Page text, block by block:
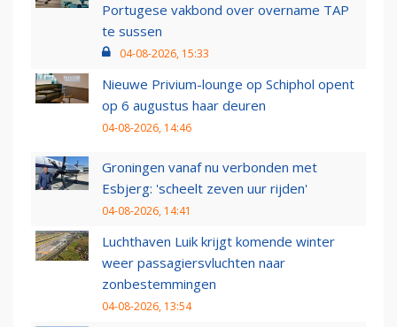
Portugese vakbond over overname TAP
te sussen
04-08-2026, 15:33
Nieuwe Privium-lounge op Schiphol opent
op 6 augustus haar deuren
04-08-2026, 14:46
Groningen vanaf nu verbonden met
Esbjerg: 'scheelt zeven uur rijden'
04-08-2026, 14:41
Luchthaven Luik krijgt komende winter
weer passagiersvluchten naar
zonbestemmingen
04-08-2026, 13:54